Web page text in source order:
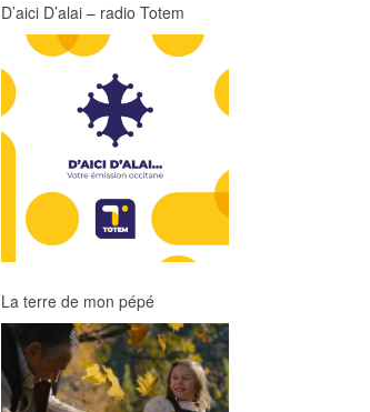
D’aici D’alai – radio Totem
La terre de mon pépé